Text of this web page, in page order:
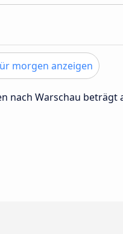
morgen anzeigen
nach Warschau beträgt